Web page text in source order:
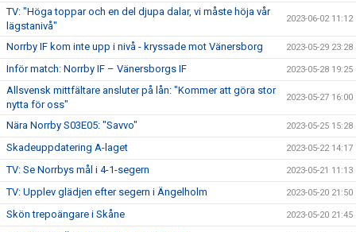
TV: "Höga toppar och en del djupa dalar, vi måste höja vår
lägstanivå"
2023-06-02 11:12
Norrby IF kom inte upp i nivå - kryssade mot Vänersborg 2023-05-29 23:28
Inför match: Norrby IF – Vänersborgs IF 2023-05-28 19:25
Allsvensk mittfältare ansluter på lån: "Kommer att göra stor
nytta för oss"
2023-05-27 16:00
Nära Norrby S03E05: "Savvo" 2023-05-25 15:28
Skadeuppdatering A-laget 2023-05-22 14:17
TV: Se Norrbys mål i 4-1-segern 2023-05-21 11:13
TV: Upplev glädjen efter segern i Ängelholm 2023-05-20 21:50
Skön trepoängare i Skåne 2023-05-20 21:45